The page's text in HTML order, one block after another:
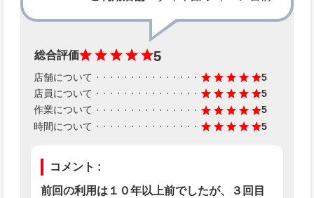
総合評価 5
店舗について
5
店員について
5
作業について
5
時間について
5
コメント :
前回の利用は１０年以上前でしたが、３回目